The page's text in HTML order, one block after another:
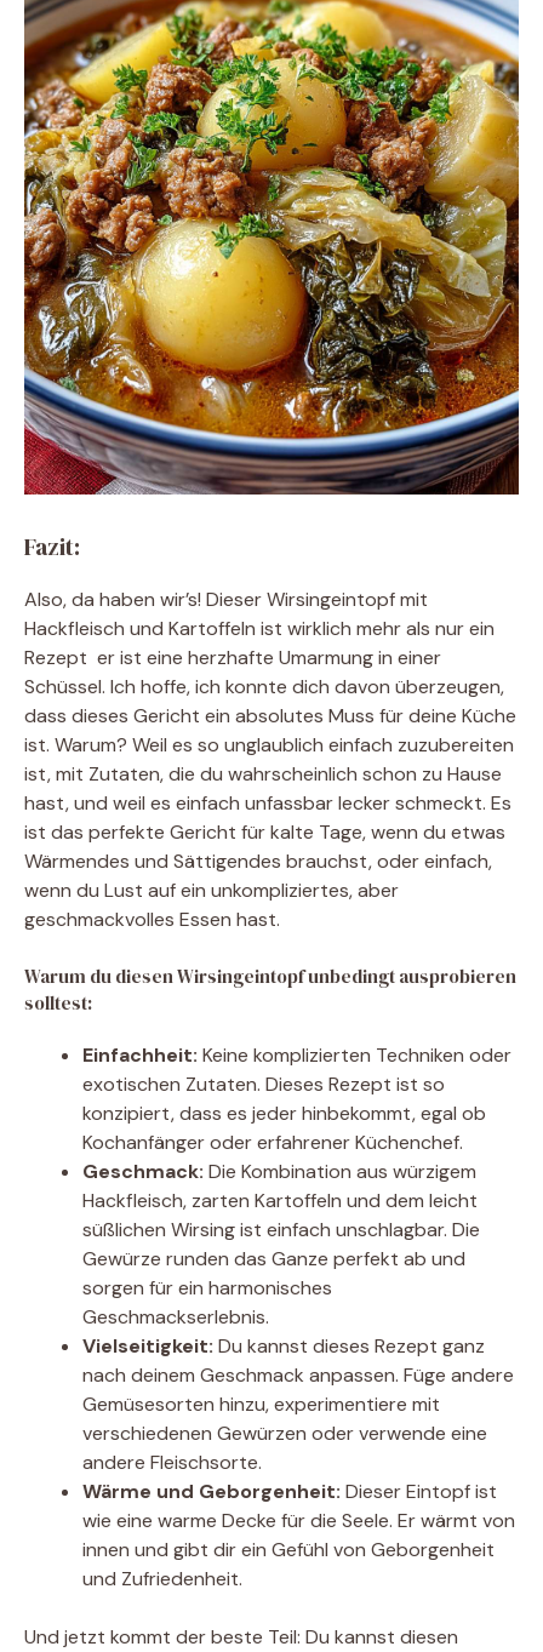
Fazit:
Also, da haben wir’s! Dieser Wirsingeintopf mit
Hackfleisch und Kartoffeln ist wirklich mehr als nur ein
Rezept  er ist eine herzhafte Umarmung in einer
Schüssel. Ich hoffe, ich konnte dich davon überzeugen,
dass dieses Gericht ein absolutes Muss für deine Küche
ist. Warum? Weil es so unglaublich einfach zuzubereiten
ist, mit Zutaten, die du wahrscheinlich schon zu Hause
hast, und weil es einfach unfassbar lecker schmeckt. Es
ist das perfekte Gericht für kalte Tage, wenn du etwas
Wärmendes und Sättigendes brauchst, oder einfach,
wenn du Lust auf ein unkompliziertes, aber
geschmackvolles Essen hast.
Warum du diesen Wirsingeintopf unbedingt ausprobieren
solltest:
Einfachheit: Keine komplizierten Techniken oder
exotischen Zutaten. Dieses Rezept ist so
konzipiert, dass es jeder hinbekommt, egal ob
Kochanfänger oder erfahrener Küchenchef.
Geschmack: Die Kombination aus würzigem
Hackfleisch, zarten Kartoffeln und dem leicht
süßlichen Wirsing ist einfach unschlagbar. Die
Gewürze runden das Ganze perfekt ab und
sorgen für ein harmonisches
Geschmackserlebnis.
Vielseitigkeit: Du kannst dieses Rezept ganz
nach deinem Geschmack anpassen. Füge andere
Gemüsesorten hinzu, experimentiere mit
verschiedenen Gewürzen oder verwende eine
andere Fleischsorte.
Wärme und Geborgenheit: Dieser Eintopf ist
wie eine warme Decke für die Seele. Er wärmt von
innen und gibt dir ein Gefühl von Geborgenheit
und Zufriedenheit.
Und jetzt kommt der beste Teil: Du kannst diesen